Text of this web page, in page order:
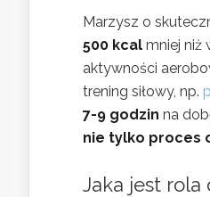
Marzysz o
500 kcal mniej niż
aktywności
trening siłowy, np.
7-9 godzin na
nie tylko proces
Jaka jest